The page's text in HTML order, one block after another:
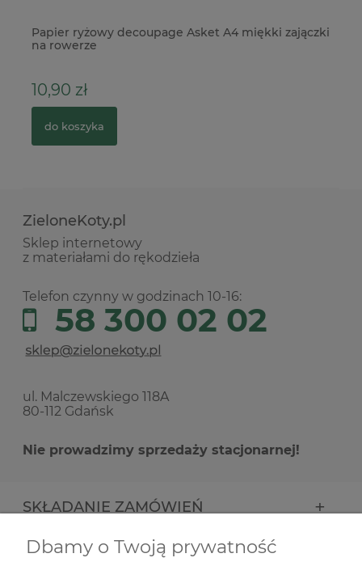
Papier ryżowy decoupage Asket A4 miękki zajączki
na rowerze
10,90 zł
do koszyka
ZieloneKoty.pl
Sklep internetowy
z materiałami do rękodzieła
Telefon czynny w godzinach 10-16:
58 300 02 02
ul. Malczewskiego 118A
80-112 Gdańsk
Nie prowadzimy sprzedaży stacjonarnej!
SKŁADANIE ZAMÓWIEŃ
INFORMACJE
Dbamy o Twoją prywatność